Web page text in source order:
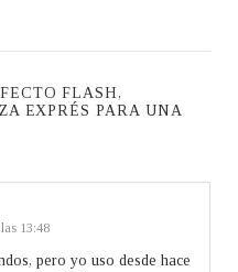
FLASH,
EXPRÉS PARA UNA
13:48
pero yo uso desde hace